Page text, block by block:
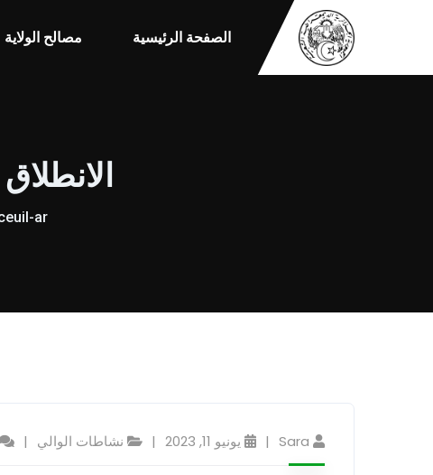
الصفحة الرئيسية مصالح الولاية
ar
Sara يونيو 11, 2023 نشاطات الوالي